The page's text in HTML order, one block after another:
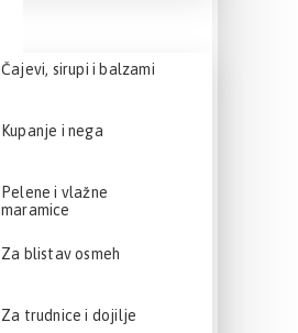
Čajevi, sirupi i balzami
Kupanje i nega
Pelene i vlažne
maramice
Za blistav osmeh
Za trudnice i dojilje